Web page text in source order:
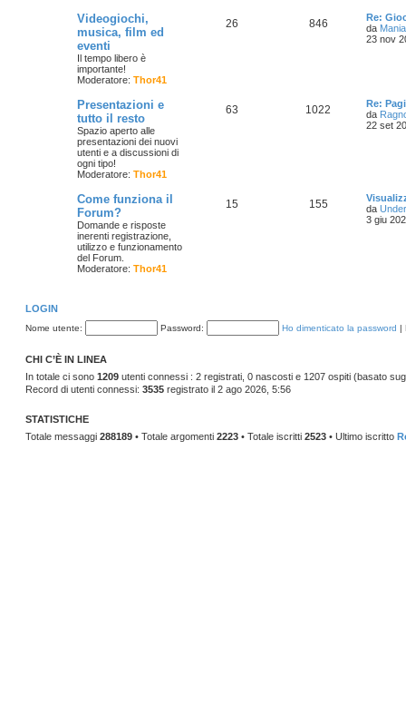
Videogiochi,
musica, film ed
eventi
Il tempo libero è
importante!
Moderatore: Thor41
26 846
Re:
da
23 nov
Presentazioni e
tutto il resto
Spazio aperto alle
presentazioni dei nuovi
utenti e a discussioni di
ogni tipo!
Moderatore: Thor41
63 1022
Re:
da
22 set
Come funziona il
Forum?
Domande e risposte
inerenti registrazione,
utilizzo e funzionamento
del Forum.
Moderatore: Thor41
15 155
da
3 giu
LOGIN
Nome utente: Password: Ho dimenticato la password |
CHI C’È IN LINEA
In totale ci sono 1209 utenti connessi : 2 registrati, 0 nascosti e 1207 ospiti (basato
Record di utenti connessi: 3535 registrato il 2 ago 2026, 5:56
STATISTICHE
Totale messaggi 288189 • Totale argomenti 2223 • Totale iscritti 2523 • Ultimo iscritto